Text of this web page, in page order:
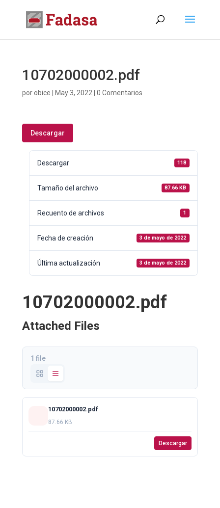
10702000002.pdf
porobice May 3, 2022 0 Comentarios
Descargar
Descargar 118
Tamaño del archivo 87.66 KB
Recuento de archivos 1
Fecha de creación 3 de mayo de 2022
Última actualización 3 de mayo de 2022
10702000002.pdf
Attached Files
1 file
10702000002.pdf
87.66 KB
Descargar